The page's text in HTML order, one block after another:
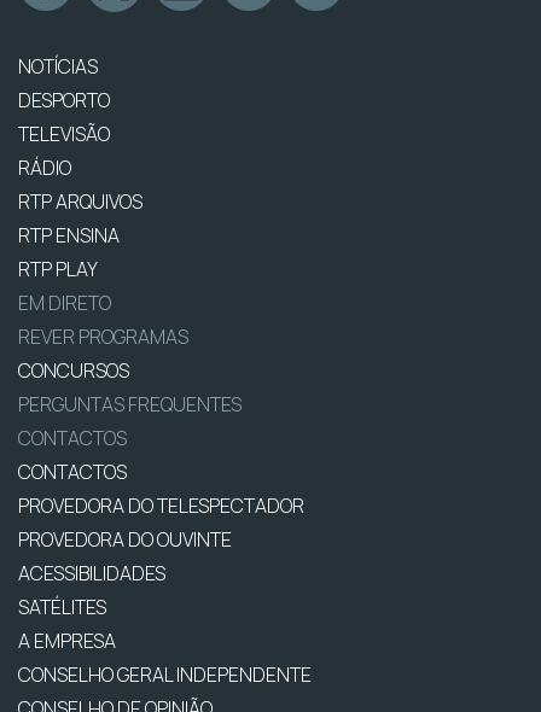
NOTÍCIAS
DESPORTO
TELEVISÃO
RÁDIO
RTP ARQUIVOS
RTP ENSINA
RTP PLAY
EM DIRETO
REVER PROGRAMAS
CONCURSOS
PERGUNTAS FREQUENTES
CONTACTOS
CONTACTOS
PROVEDORA DO TELESPECTADOR
PROVEDORA DO OUVINTE
ACESSIBILIDADES
SATÉLITES
A EMPRESA
CONSELHO GERAL INDEPENDENTE